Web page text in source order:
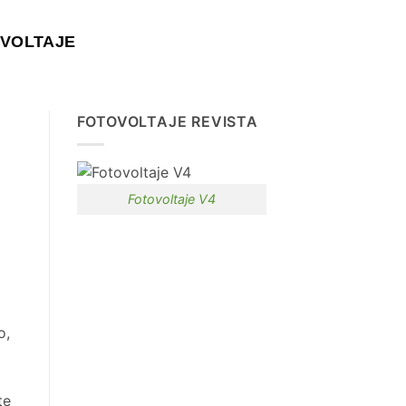
FOTOVOLTAJE REVISTA
Fotovoltaje V4